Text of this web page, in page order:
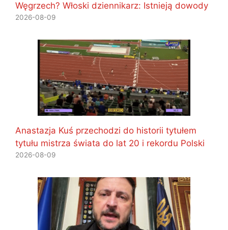
Węgrzech? Włoski dziennikarz: Istnieją dowody
2026-08-09
Anastazja Kuś przechodzi do historii tytułem
tytułu mistrza świata do lat 20 i rekordu Polski
2026-08-09